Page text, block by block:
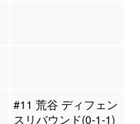
#11 荒谷 ディフェン
スリバウンド(0-1-1)